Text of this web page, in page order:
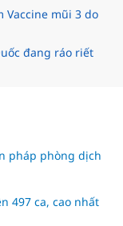
Vaccine mũi 3 do
đang ráo riết
pháp phòng dịch
497 ca, cao nhất